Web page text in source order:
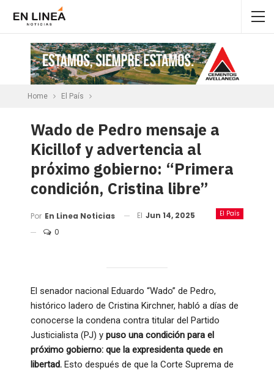
Home El País
Wado de Pedro mensaje a
Kicillof y advertencia al
próximo gobierno: “Primera
condición, Cristina libre”
El País
Por En Linea Noticias El Jun 14, 2025
0
El senador nacional Eduardo “Wado” de Pedro,
histórico ladero de Cristina Kirchner, habló a días de
conocerse la condena contra titular del Partido
Justicialista (PJ) y puso una condición para el
próximo gobierno: que la expresidenta quede en
libertad. Esto después de que la Corte Suprema de